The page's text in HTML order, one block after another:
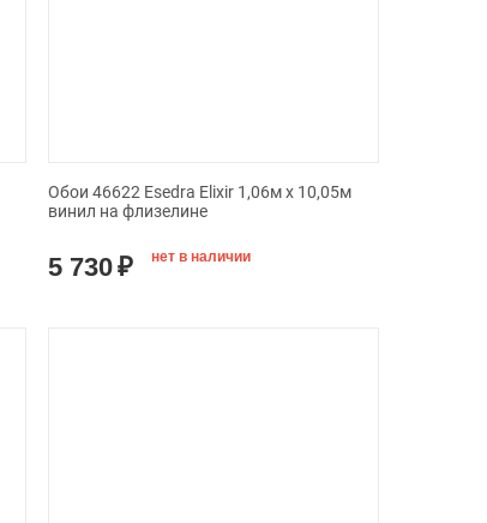
Обои 46622 Esedra Elixir 1,06м х 10,05м
винил на флизелине
5 730₽ нет в наличии